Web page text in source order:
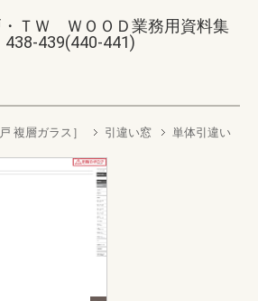
・ＴＷ ＷＯＯＤ業務用資料集
438-439(440-441)
複層ガラス］ 引違い窓
単体引違い